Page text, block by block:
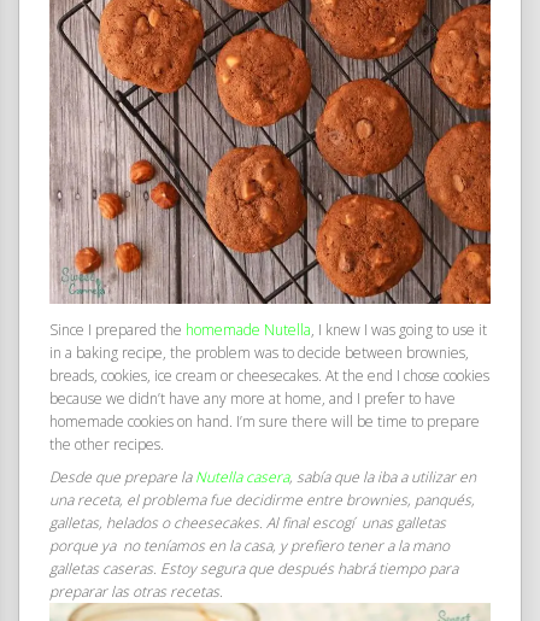
Since I prepared the homemade Nutella, I knew I was going to use it
in a baking recipe, the problem was to decide between brownies,
breads, cookies, ice cream or cheesecakes. At the end I chose cookies
because we didn’t have any more at home, and I prefer to have
homemade cookies on hand. I’m sure there will be time to prepare
the other recipes.
Desde que prepare laNutella casera, sabía que la iba a utilizar en
una receta, el problema fue decidirme entre brownies, panqués,
galletas, helados o cheesecakes. Al final escogí unas galletas
porque ya no teníamos en la casa, y prefiero tener a la mano
galletas caseras. Estoy segura que después habrá tiempo para
preparar las otras recetas.